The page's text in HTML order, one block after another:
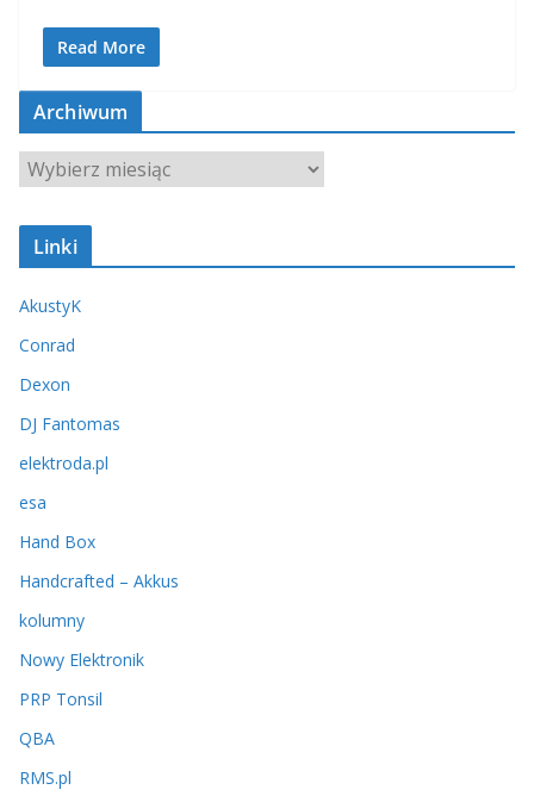
Read More
Archiwum
A
r
c
w
u
m
Linki
AkustyK
Conrad
Dexon
DJ Fantomas
elektroda.pl
esa
Hand Box
Handcrafted – Akkus
kolumny
Nowy Elektronik
PRP Tonsil
QBA
RMS.pl